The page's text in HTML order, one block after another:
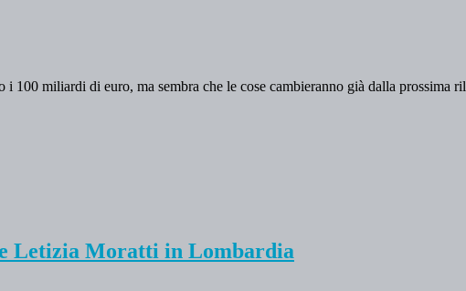
100 miliardi di euro, ma sembra che le cose cambieranno già dalla prossima
Letizia Moratti in Lombardia